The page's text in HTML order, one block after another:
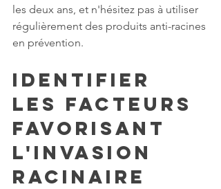
les deux ans, et n'hésitez pas à utiliser
régulièrement des produits anti-racines
en prévention.
Identifier
les facteurs
favorisant
l'invasion
racinaire